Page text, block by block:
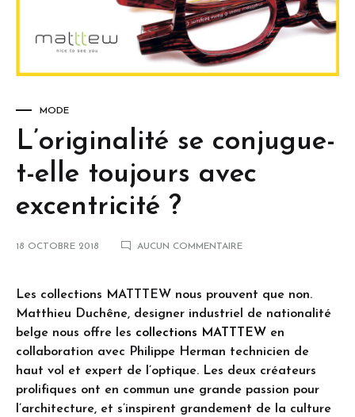
MODE
L’originalité se conjugue-
t-elle toujours avec
excentricité ?
18 OCTOBRE 2018 AUCUN COMMENTAIRE
Les collections MATTTEW nous prouvent que non.
Matthieu Duchêne, designer industriel de nationalité
belge nous offre les collections MATTTEW en
collaboration avec Philippe Herman technicien de
haut vol et expert de l’optique. Les deux créateurs
prolifiques ont en commun une grande passion pour
l’architecture, et s’inspirent grandement de la culture